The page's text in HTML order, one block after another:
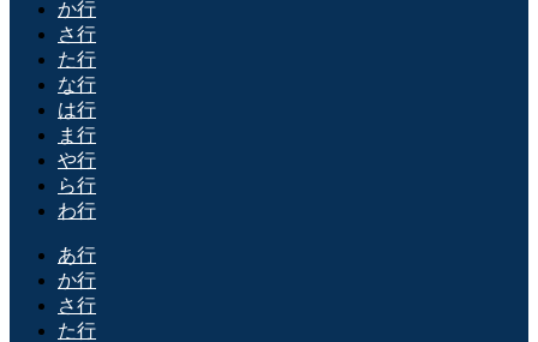
か行
さ行
た行
な行
は行
ま行
や行
ら行
わ行
あ行
か行
さ行
た行